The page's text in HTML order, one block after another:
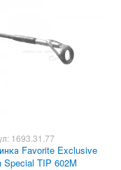
1693.31.77
Favorite Exclusive
Special TIP 602M